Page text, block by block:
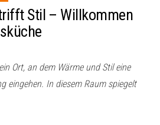
Stil – Willkommen
Ort, an dem Wärme und Stil eine
eingehen. In diesem Raum spiegelt